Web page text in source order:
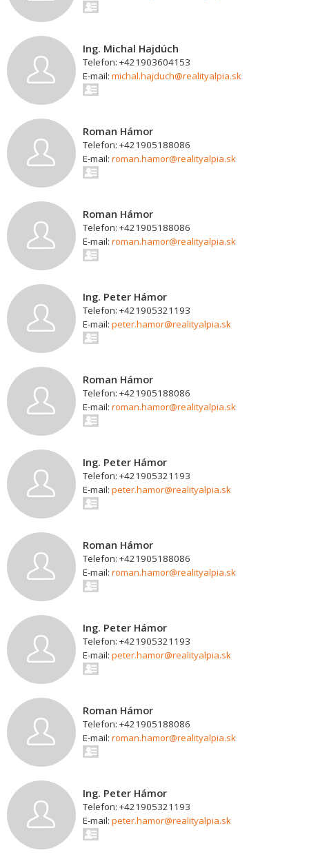
Ing. Michal Hajdúch
Telefon: +421903604153
E-mail: michal.hajduch@realityalpia.sk
Roman Hámor
Telefon: +421905188086
E-mail: roman.hamor@realityalpia.sk
Roman Hámor
Telefon: +421905188086
E-mail: roman.hamor@realityalpia.sk
Ing. Peter Hámor
Telefon: +421905321193
E-mail: peter.hamor@realityalpia.sk
Roman Hámor
Telefon: +421905188086
E-mail: roman.hamor@realityalpia.sk
Ing. Peter Hámor
Telefon: +421905321193
E-mail: peter.hamor@realityalpia.sk
Roman Hámor
Telefon: +421905188086
E-mail: roman.hamor@realityalpia.sk
Ing. Peter Hámor
Telefon: +421905321193
E-mail: peter.hamor@realityalpia.sk
Roman Hámor
Telefon: +421905188086
E-mail: roman.hamor@realityalpia.sk
Ing. Peter Hámor
Telefon: +421905321193
E-mail: peter.hamor@realityalpia.sk